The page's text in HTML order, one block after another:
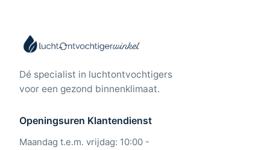
Dé specialist in luchtontvochtigers
voor een gezond binnenklimaat.
Openingsuren Klantendienst
Maandag t.e.m. vrijdag: 10:00 -